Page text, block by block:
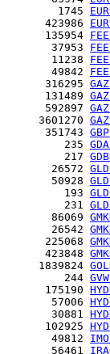
        1745
      423986
      135954
       37953
       11238
       49842
      316295
      131489
      592897
     3601270
      351743
         235
         217
       26572
       50928
         193
         231
       86069
       26542
      225068
      423848
     1839824
         244
      175190
       57006
       30881
      102925
       49812
       56461